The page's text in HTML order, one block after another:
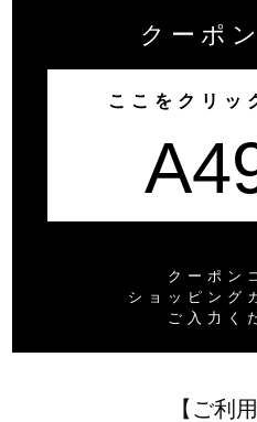
クーポ
ここをクリッ
クーポン
ショッピング
ご入力く
【ご利